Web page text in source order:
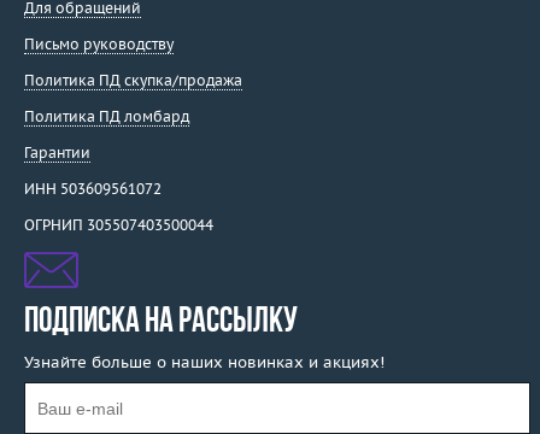
Для обращений
Письмо руководству
Политика ПД скупка/продажа
Политика ПД ломбард
Гарантии
ИНН 503609561072
ОГРНИП 305507403500044
ПОДПИСКА НА РАССЫЛКУ
Узнайте больше о наших новинках и акциях!